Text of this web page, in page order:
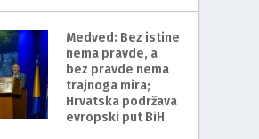
Medved: Bez istine
nema pravde, a
bez pravde nema
trajnoga mira;
Hrvatska podržava
evropski put BiH